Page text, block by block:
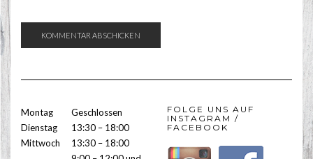
Montag
Geschlossen
Dienstag
13:30 – 18:00
Mittwoch
13:30 – 18:00
FOLGE UNS AUF
INSTAGRAM /
FACEBOOK